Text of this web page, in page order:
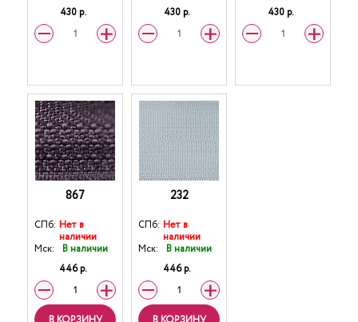
430 р.
430 р.
430 р.
867
СПб: Нет в
наличии
Мск:
В наличии
446 р.
232
СПб: Нет в
наличии
Мск:
В наличии
446 р.